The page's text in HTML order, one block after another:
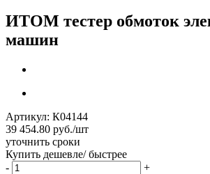
ИТОМ тестер обмоток
машин
Артикул: К04144
39 454.80 руб./шт
уточнить сроки
Купить дешевле/ быстрее
-
+